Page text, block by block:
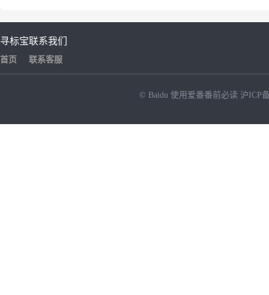
寻标宝
首页
联系我们
联系客服
© Baidu 使用爱番番前必读 沪ICP